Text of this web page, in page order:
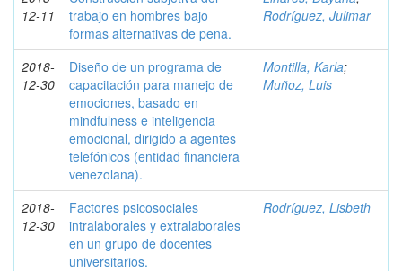
12-11
trabajo en hombres bajo
formas alternativas de pena.
Rodríguez, Julimar
2018-
12-30
Diseño de un programa de
capacitación para manejo de
emociones, basado en
mindfulness e inteligencia
emocional, dirigido a agentes
telefónicos (entidad financiera
venezolana).
Montilla, Karla;
Muñoz, Luis
2018-
12-30
Factores psicosociales
intralaborales y extralaborales
en un grupo de docentes
universitarios.
Rodríguez, Lisbeth